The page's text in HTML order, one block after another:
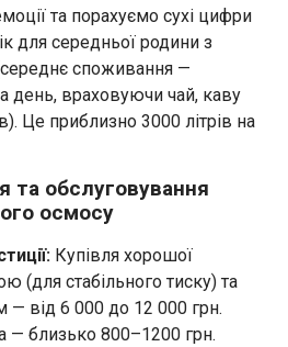
та порахуємо сухі цифри
для середньої родини з
споживання —
день, враховуючи чай, каву
Це приблизно 3000 літрів на
та обслуговування
осмосу
Купівля хорошої
(для стабільного тиску) та
— від 6 000 до 12 000 грн.
— близько 800–1200 грн.